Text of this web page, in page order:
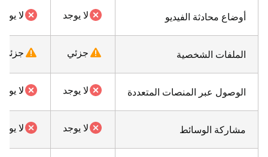
أوضاع محادثة الفيديو لا يوجد لا
الملفات الشخصية جزئي جزئي
الوصول عبر المنصات المتعددة لا يوجد لا
مشاركة الوسائط لا يوجد لا